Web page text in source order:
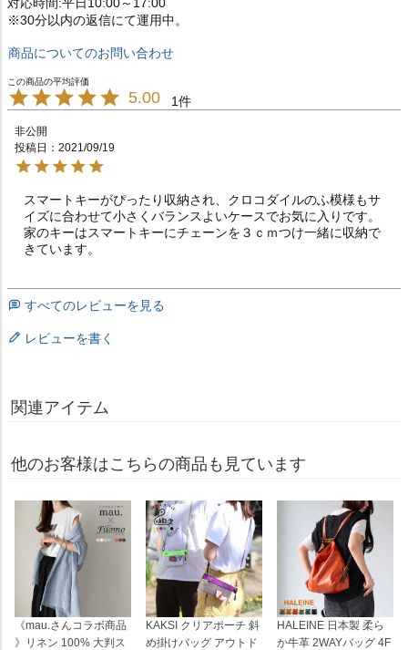
※30分以内の返信にて運用中。
商品についてのお問い合わせ
5.00 1
非公開
投稿日
2021/09/19
スマートキーがぴったり収納され、クロコダイルのふ模様もサ
イズに合わせて小さくバランスよいケースでお気に入りです。
家のキーはスマートキーにチェーンを３ｃｍつけ一緒に収納で
きています。
すべてのレビューを見る
レビューを書く
関連アイテム
他のお客様はこちらの商品も見ています
《mau.さんコラボ商品
》リネン 100% 大判ス
KAKSI クリアポーチ 斜
め掛けバッグ アウトド
HALEINE 日本製 柔ら
か牛革 2WAYバッグ 4F